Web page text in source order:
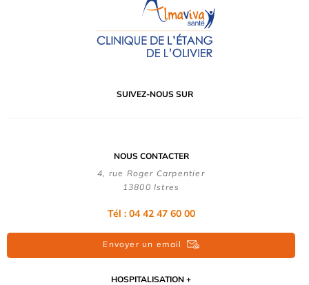
SUIVEZ-NOUS SUR
NOUS CONTACTER
4, rue Roger Carpentier
13800 Istres
Tél : 04 42 47 60 00
Envoyer un email
HOSPITALISATION